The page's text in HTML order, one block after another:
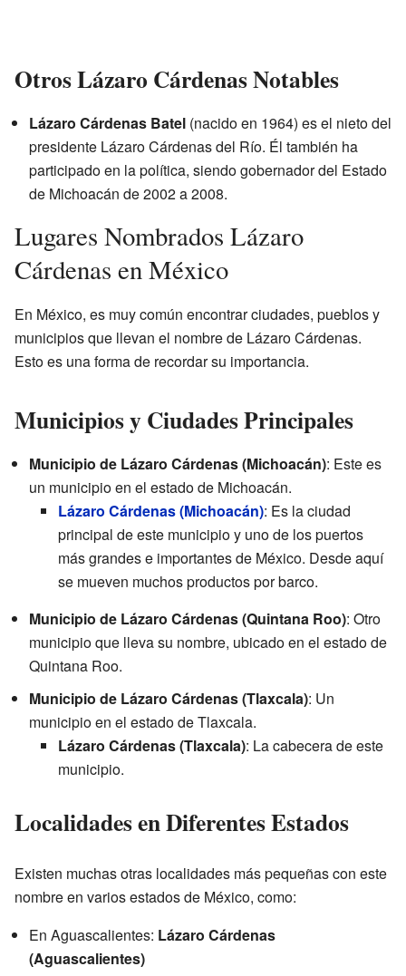
Otros Lázaro Cárdenas Notables
Lázaro Cárdenas Batel (nacido en 1964) es el nieto del
presidente Lázaro Cárdenas del Río. Él también ha
participado en la política, siendo gobernador del Estado
de Michoacán de 2002 a 2008.
Lugares Nombrados Lázaro
Cárdenas en México
En México, es muy común encontrar ciudades, pueblos y
municipios que llevan el nombre de Lázaro Cárdenas.
Esto es una forma de recordar su importancia.
Municipios y Ciudades Principales
Municipio de Lázaro Cárdenas (Michoacán): Este es
un municipio en el estado de Michoacán.
Lázaro Cárdenas (Michoacán): Es la ciudad
principal de este municipio y uno de los puertos
más grandes e importantes de México. Desde aquí
se mueven muchos productos por barco.
Municipio de Lázaro Cárdenas (Quintana Roo): Otro
municipio que lleva su nombre, ubicado en el estado de
Quintana Roo.
Municipio de Lázaro Cárdenas (Tlaxcala): Un
municipio en el estado de Tlaxcala.
Lázaro Cárdenas (Tlaxcala): La cabecera de este
municipio.
Localidades en Diferentes Estados
Existen muchas otras localidades más pequeñas con este
nombre en varios estados de México, como:
En Aguascalientes: Lázaro Cárdenas
(Aguascalientes)